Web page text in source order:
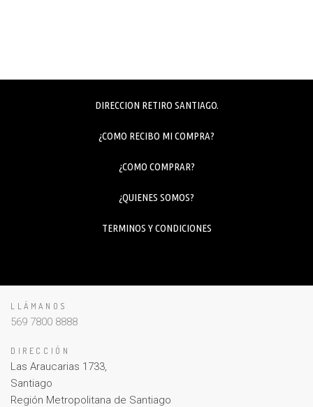
DIRECCION RETIRO SANTIAGO.
¿COMO RECIBO MI COMPRA?
¿COMO COMPRAR?
¿QUIENES SOMOS?
TERMINOS Y CONDICIONES
LLÁMANOS
569 7800 8888
DIRECCIÓN
Las Araucarias 1733,
Santiago
Región Metropolitana de Santiago